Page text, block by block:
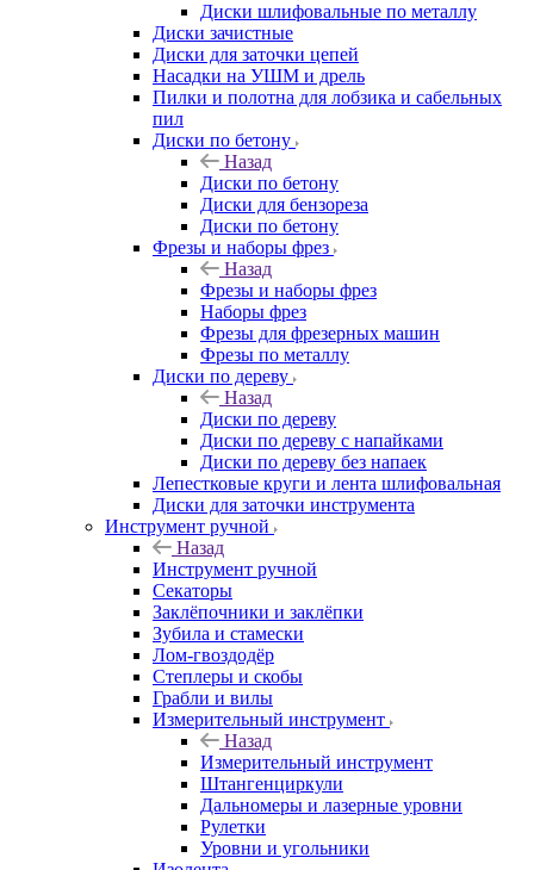
Диски шлифовальные по металлу
Диски зачистные
Диски для заточки цепей
Насадки на УШМ и дрель
Пилки и полотна для лобзика и сабельных
пил
Диски по бетону
Назад
Диски по бетону
Диски для бензореза
Диски по бетону
Фрезы и наборы фрез
Назад
Фрезы и наборы фрез
Наборы фрез
Фрезы для фрезерных машин
Фрезы по металлу
Диски по дереву
Назад
Диски по дереву
Диски по дереву с напайками
Диски по дереву без напаек
Лепестковые круги и лента шлифовальная
Диски для заточки инструмента
Инструмент ручной
Назад
Инструмент ручной
Секаторы
Заклёпочники и заклёпки
Зубила и стамески
Лом-гвоздодёр
Степлеры и скобы
Грабли и вилы
Измерительный инструмент
Назад
Измерительный инструмент
Штангенциркули
Дальномеры и лазерные уровни
Рулетки
Уровни и угольники